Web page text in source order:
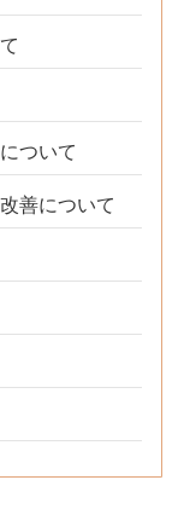
ついて
善について